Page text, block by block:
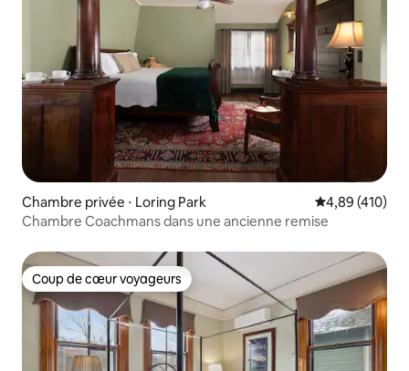
Chambre privée ⋅ Loring Park Évaluation
4,89 (410)
Chambre Coachmans dans une ancienne remise
Coup de cœur voyageurs
Coup de cœur voyageurs